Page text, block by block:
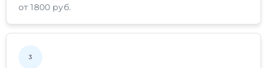
от 1800 руб.
3